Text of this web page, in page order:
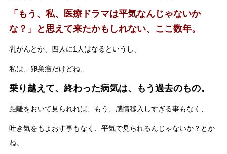
「もう、私、医療ドラマは平気なんじゃないか
な？」と思えて来たかもしれない、ここ数年。
乳がんとか、四人に1人はなるというし、
私は、卵巣癌だけどね、
乗り越えて、終わった病気は、もう過去のもの。
距離をおいて見られれば、もう、感情移入しすぎる事もなく、
吐き気をもよおす事もなく、平気で見られるんじゃないか？とか
ね。